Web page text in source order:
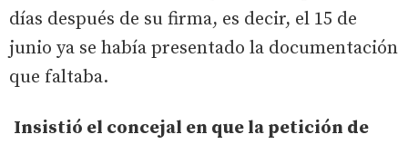
días después de su firma, es decir, el 15 de
junio ya se había presentado la documentación
que faltaba.
Insistió el concejal en que la petición de